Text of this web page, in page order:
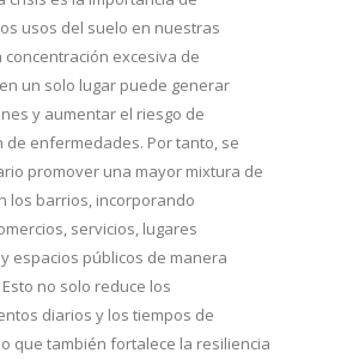
usos del suelo en nuestras
concentración excesiva de
un solo lugar puede generar
y aumentar el riesgo de
de enfermedades. Por tanto, se
promover una mayor mixtura de
los barrios, incorporando
servicios, lugares
espacios públicos de manera
no solo reduce los
diarios y los tiempos de
que también fortalece la resiliencia